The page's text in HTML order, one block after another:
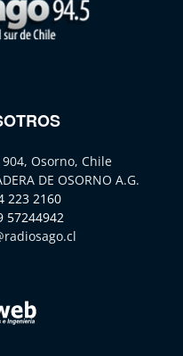
Osorno, Chile
DE OSORNO A.G.
223 2160
57244942